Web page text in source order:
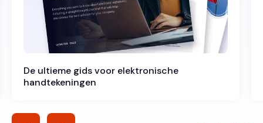
De ultieme gids voor elektronische
handtekeningen